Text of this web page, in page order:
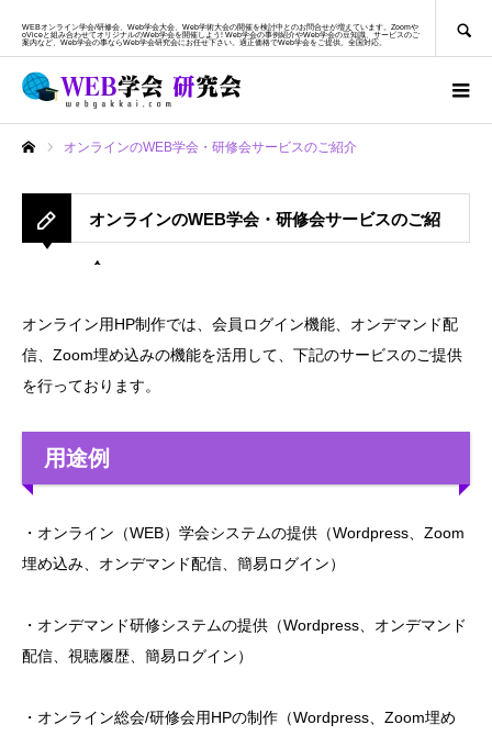
WEBオンライン学会/研修会、Web学会大会、Web学術大会の開催を検討中とのお問合せが増えています。Zoomや
oViceと組み合わせてオリジナルのWeb学会を開催しよう! Web学会の事例紹介やWeb学会の豆知識、サービスのご
案内など、Web学会の事ならWeb学会研究会にお任せ下さい。適正価格でWeb学会をご提供。全国対応。
オンラインのWEB学会・研修会サービスのご紹介
オンラインのWEB学会・研修会サービスのご紹
介
オンライン用HP制作では、会員ログイン機能、オンデマンド配
信、Zoom埋め込みの機能を活用して、下記のサービスのご提供
を行っております。
用途例
・オンライン（WEB）学会システムの提供（Wordpress、Zoom
埋め込み、オンデマンド配信、簡易ログイン）
・オンデマンド研修システムの提供（Wordpress、オンデマンド
配信、視聴履歴、簡易ログイン）
・オンライン総会/研修会用HPの制作（Wordpress、Zoom埋め